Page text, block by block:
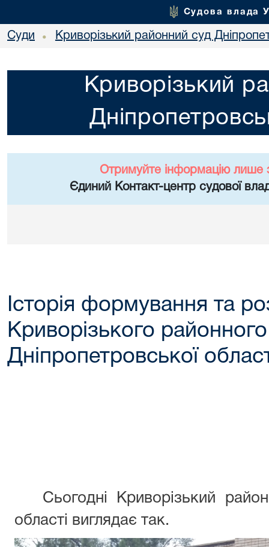
Судова влада
Суди • Криворізький районний суд
Криворізький
Отримуйте інформацію лише
Єдиний Контакт-центр судової
Історія формування та
Криворізького
Дніпропетровської
Сьогодні Криворізький
області виглядає так.